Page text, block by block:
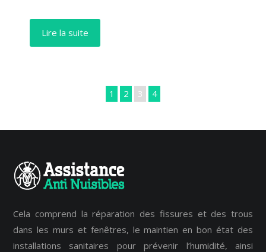
Lire la suite
1 2 3 4
Cela comprend la réparation des fissures et des trous
dans les murs et fenêtres, le maintien en bon état des
installations sanitaires pour prévenir l’humidité, ainsi